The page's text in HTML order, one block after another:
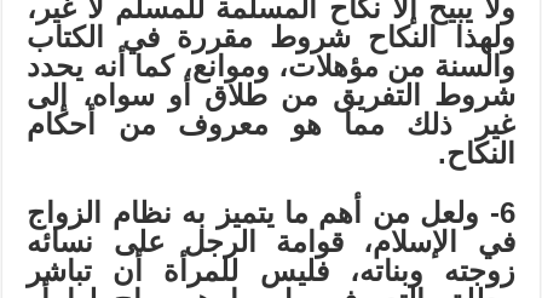
ولا يبيح إلا نكاح المسلمة للمسلم لا غير،
ولهذا النكاح شروط مقررة في الكتاب
والسنة من مؤهلات، وموانع، كما أنه يحدد
شروط التفريق من طلاق أو سواه، إلى
غير ذلك مما هو معروف من أحكام
النكاح.
6- ولعل من أهم ما يتميز به نظام الزواج
في الإسلام، قوامة الرجل على نسائه
زوجته وبناته، فليس للمرأة أن تباشر